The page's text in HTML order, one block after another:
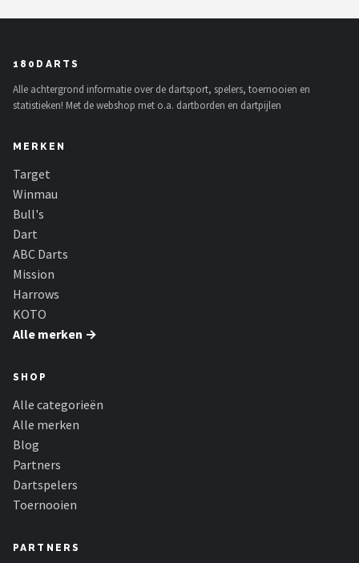
ABC Darts
Harrows
KOTO
Unicorn
Alle merken →
180DARTS
Alle achtergrond informatie over de dartsport, spelers, toernooien en
statistieken! Met de webshop met o.a. dartborden en dartpijlen
MERKEN
Target
Winmau
Bull's
Dart
ABC Darts
Mission
Harrows
KOTO
Alle merken →
SHOP
Alle categorieën
Alle merken
Blog
Partners
Dartspelers
Toernooien
PARTNERS